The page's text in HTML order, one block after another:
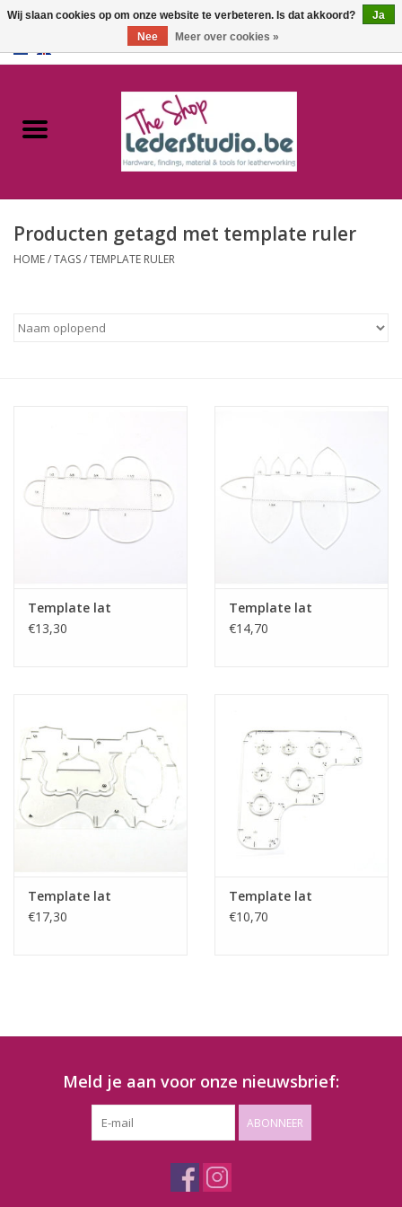
Catalogus
FAQ
Producten getagd met template ruler
HOME/TAGS/TEMPLATE RULER
Template lat
€13,30
Template lat
€14,70
Template lat
€17,30
Template lat
€10,70
Meld je aan voor onze nieuwsbrief:
ABONNEER
Wij slaan cookies op om onze website te verbeteren. Is dat akkoord?
Ja
Nee
Meer over cookies »